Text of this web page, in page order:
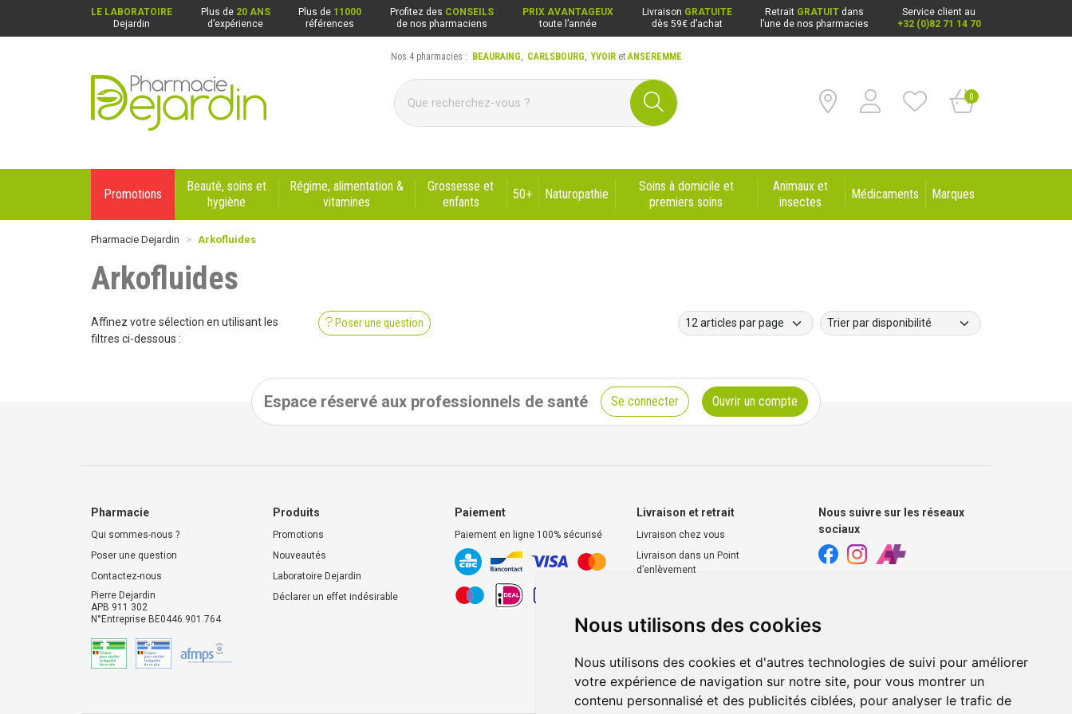
Nous utilisons des cookies
Nous utilisons des cookies et d'autres technologies de suivi pour améliorer
votre expérience de navigation sur notre site, pour vous montrer un
contenu personnalisé et des publicités ciblées, pour analyser le trafic de
LE LABORATOIRE
Dejardin
Plus de 20 ANS
d’expérience
Plus de 11000
références
Profitez des CONSEILS
de nos pharmaciens
PRIX AVANTAGEUX
toute l’année
Livraison GRATUITE
dès 59€ d’achat
Retrait GRATUIT dans
l’une de nos pharmacies
Service client au
+32 (0)82 71 14 70
Pharmacie Dejardin Nos 4 pharmacies : Beauraing, Carlsbourg, Yvoir, Anseremme
0
Nos 4 pharmacies : BEAURAING, CARLSBOURG,YVOIRetANSEREMME
Promotions
Beauté, soins et
hygiène
Régime, alimentation &
vitamines
Grossesse et
enfants
50+ Naturopathie
Soins à domicile et
premiers soins
Animaux et
insectes
Médicaments Marques
Pharmacie Dejardin Arkofluides
Arkofluides
Poser une question
Affinez votre sélection en utilisant les
filtres ci-dessous :
Espace réservé aux professionnels de santé Se connecter Ouvrir un compte
Pharmacie
Qui sommes-nous ?
Poser une question
Contactez-nous
Pierre Dejardin
APB 911 302
N°Entreprise BE0446.901.764
Produits
Promotions
Nouveautés
Laboratoire Dejardin
Déclarer un effet indésirable
Paiement
Paiement en ligne 100% sécurisé
Livraison et retrait
Livraison chez vous
Livraison dans un Point
d’enlèvement
Nous suivre sur les réseaux
sociaux